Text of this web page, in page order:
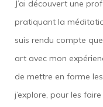
J’ai découvert une
pratiquant la
suis rendu compte
art avec mon
de mettre en forme
j’explore, pour les